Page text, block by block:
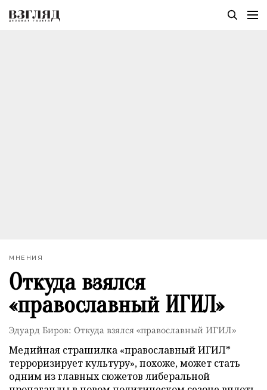
МНЕНИЯ
Откуда взялся
«православный ИГИЛ»
Эдуард Биров: Откуда взялся «православный ИГИЛ»
Медийная страшилка «православный ИГИЛ*
терроризирует культуру», похоже, может стать
одним из главных сюжетов либеральной